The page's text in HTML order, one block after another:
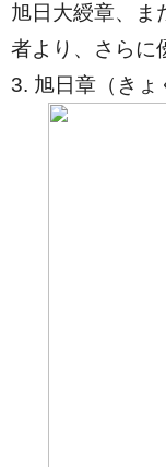
旭日大綬章、ま
者より、さらに
3. 旭日章（きょ